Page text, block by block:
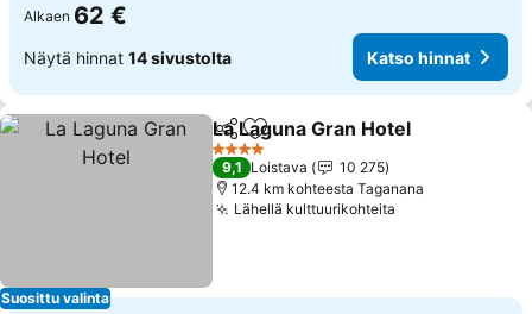
Alkaen 62 €
Näytä hinnat 14 sivustolta Katso hinnat
Suosittu valinta
Jaa Lisää suosikkeihin
La Laguna Gran Hotel
4 Tähtiluokitus
9,1 Loistava
10 275
12.4 km kohteesta Taganana
Lähellä kulttuurikohteita